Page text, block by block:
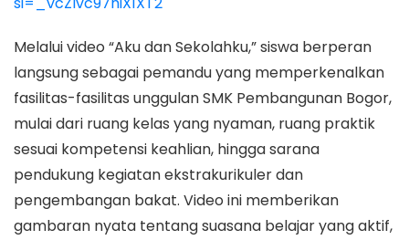
Melalui video “Aku dan Sekolahku,” siswa berperan
langsung sebagai pemandu yang memperkenalkan
fasilitas-fasilitas unggulan SMK Pembangunan Bogor,
mulai dari ruang kelas yang nyaman, ruang praktik
sesuai kompetensi keahlian, hingga sarana
pendukung kegiatan ekstrakurikuler dan
pengembangan bakat. Video ini memberikan
gambaran nyata tentang suasana belajar yang aktif,